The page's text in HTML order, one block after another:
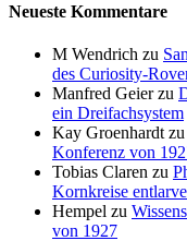
Neueste Kommentare
M Wendrich zu
des Curiosity-
Manfred Geierzu
ein Dreifachsystem
Kay Groenhardt zu
Konferenz von
Tobias Claren zu
Kornkreise
Hempel zu
von 1927